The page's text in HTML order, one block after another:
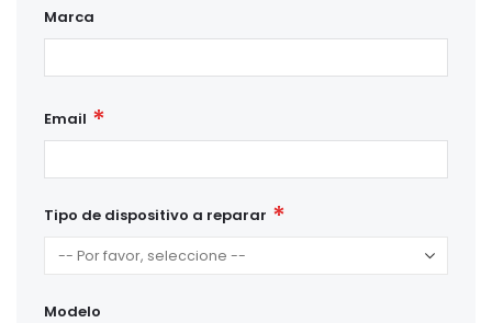
Marca
Email
Tipo de dispositivo a reparar
Modelo